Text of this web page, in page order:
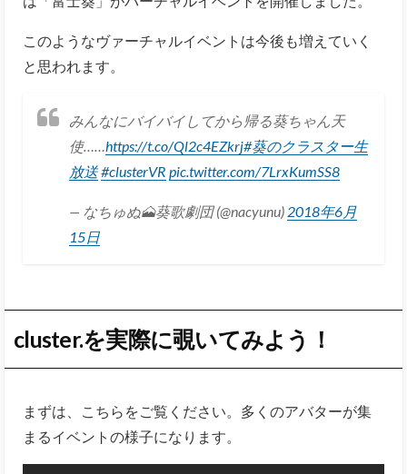
このようなヴァーチャルイベントは今後も増えていく
と思われます。
みんなにバイバイしてから帰る葵ちゃん天
使……https://t.co/Ql2c4EZkrj#葵のクラスター生
放送#clusterVR pic.twitter.com/7LrxKumSS8
— なちゅぬ🗻葵歌劇団 (@nacyunu) 2018年6月
15日
cluster.を実際に覗いてみよう！
まずは、こちらをご覧ください。多くのアバターが集
まるイベントの様子になります。